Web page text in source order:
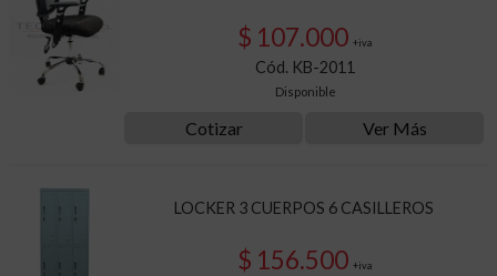
$ 107.000 +iva
Cód. KB-2011
Disponible
Cotizar Ver Más
LOCKER 3 CUERPOS 6 CASILLEROS
$ 156.500 +iva